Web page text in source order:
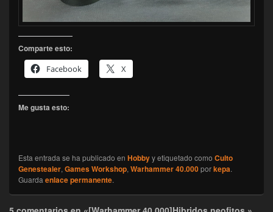
Comparte esto:
Facebook
X
Me gusta esto:
Esta entrada se ha publicado en Hobbyy etiquetado como Culto
Genestealer, Games Workshop, Warhammer 40.000porkepa.
Guarda enlace permanente.